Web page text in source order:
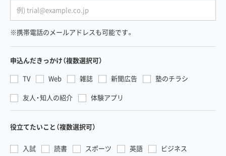
※携帯電話のメールアドレスも可能です。
申込んだきっかけ（複数選択可）
TV
Web 雑誌 新聞広告
塾のチラシ
友人・知人の紹介
体験アプリ
役立てたいこと （複数選択可）
入試 読書 スポーツ 英語
ビジネス